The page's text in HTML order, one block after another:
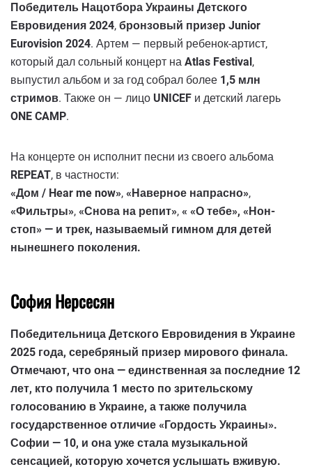
Победитель Нацотбора Украины Детского
Евровидения 2024, бронзовый призер Junior
Eurovision 2024. Артем — первый ребенок-артист,
который дал сольный концерт на Atlas Festival ,
выпустил альбом и за год собрал более 1,5 млн
стримов. Также он — лицо UNICEF и детский лагерь
ONE CAMP.
На концерте он исполнит песни из своего альбома
REPEAT, в частности:
«Дом / Hear me now», «Наверное напрасно»,
«Фильтры», «Снова на репит», « «О тебе», «Нон-
стоп» — и трек, называемый гимном для детей
нынешнего поколения.
София Нерсесян
Победительница Детского Евровидения в Украине
2025 года, серебряный призер мирового финала.
Отмечают, что она — единственная за последние 12
лет, кто получила 1 место по зрительскому
голосованию в Украине, а также получила
государственное отличие «Гордость Украины».
Софии — 10, и она уже стала музыкальной
сенсацией, которую хочется услышать вживую.